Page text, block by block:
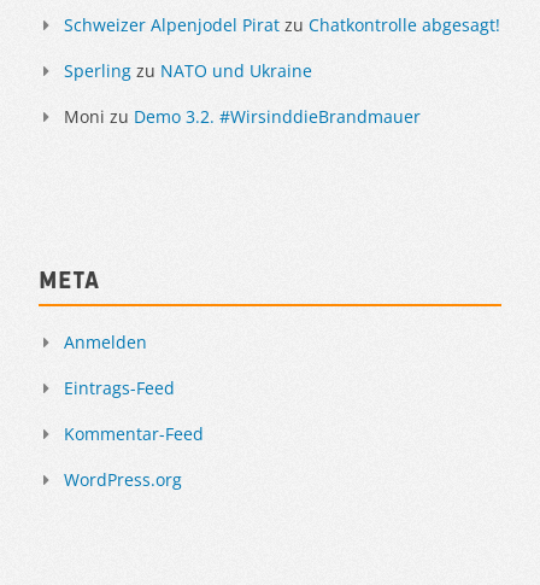
Schweizer Alpenjodel Pirat zu Chatkontrolle abgesagt!
Sperling zu NATO und Ukraine
Moni zu Demo 3.2. #WirsinddieBrandmauer
Meta
Anmelden
Eintrags-Feed
Kommentar-Feed
WordPress.org